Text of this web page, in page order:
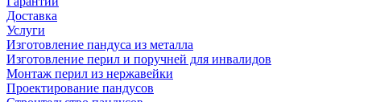
Доставка
Услуги
Изготовление пандуса из металла
Изготовление перил и поручней для инвалидов
Монтаж перил из нержавейки
Проектирование пандусов